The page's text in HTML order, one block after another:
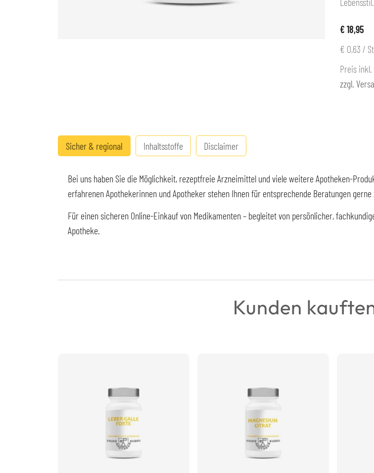
€ 18,95
€ 0,63 /
Preis inkl.
zzgl.
Sicher & regional Inhaltsstoffe Disclaimer
Bei uns haben Sie die Möglichkeit, rezeptfreie Arzneimittel und viele weitere Apotheken-
erfahrenen Apothekerinnen und Apotheker stehen Ihnen für entsprechende Beratungen
Für einen sicheren Online-Einkauf von Medikamenten – begleitet von persönlicher,
Apotheke.
Kunden